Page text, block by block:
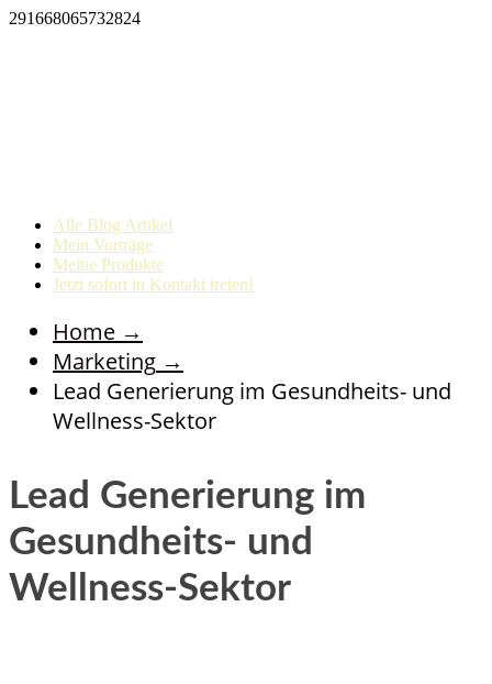
291668065732824
Alle Blog Artikel
Mein Vorträge
Meine Produkte
Jetzt sofort in Kontakt treten!
Home →
Marketing →
Lead Generierung im Gesundheits- und
Wellness-Sektor
Lead Generierung im
Gesundheits- und
Wellness-Sektor